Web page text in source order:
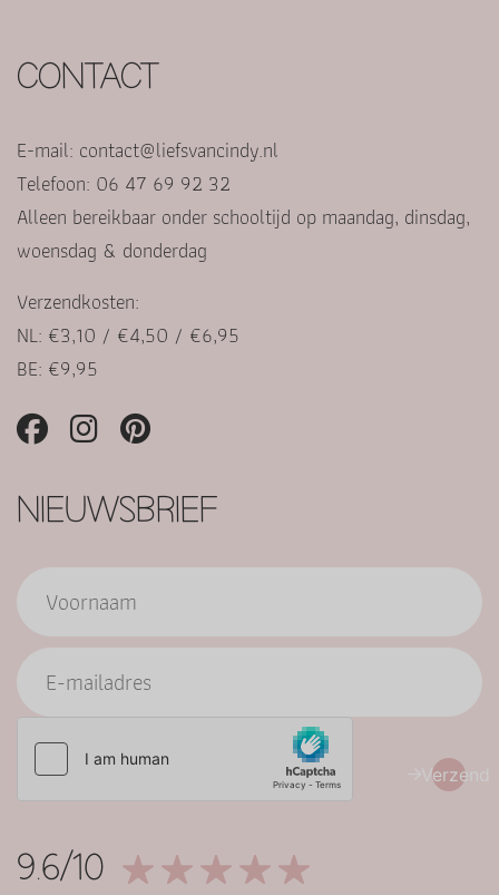
CONTACT
E-mail: contact@liefsvancindy.nl
Telefoon: 06 47 69 92 32
Alleen bereikbaar onder schooltijd op maandag, dinsdag,
woensdag & donderdag
Verzendkosten:
NL: €3,10 / €4,50 / €6,95
BE: €9,95
NIEUWSBRIEF
Verzend
9.6/10